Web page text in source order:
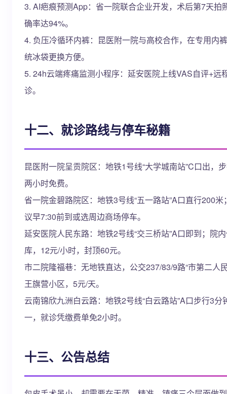
3. AI疤痕预测App：省一院联合企业开发，术后第7天
确率达94%。
4. 负压冷循环内裤：昆医附一院与高校合作，在专用
统冰袋更换方便。
5. 24h云端疼痛监测小程序：延安医院上线VAS自评+远
诊。
十二、就诊路线与停车秘籍
昆医附一院呈贡院区：地铁1号线“大学城南站”C口出，
两小时免费。
省一院金碧路院区：地铁3号线“五一路站”A口直行200
议早7:30前到或选周边商场停车。
延安医院人民东路：地铁2号线“交三桥站”A口即到；院
库，12元/小时，封顶60元。
市二院隆福巷：无地铁直达，公交237/83/9路“市第二人
王旗营小区，5元/天。
云南锦欣九洲白云路：地铁2号线“白云路站”A口步行3
一，就诊凭缴费单免2小时。
十三、公告总结